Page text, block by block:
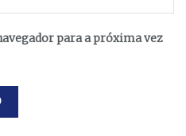
para a próxima vez